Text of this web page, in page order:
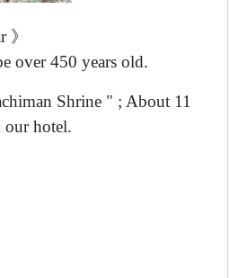
》
over 450 years old.
Shrine " ; About 11
our hotel.